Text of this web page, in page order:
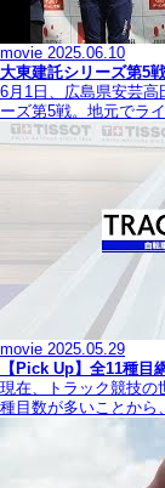
movie 2025.06.10
大東建託シリーズ第5
6月1日、広島県安芸
ーズ第5戦。地元でラ
movie 2025.05.29
【Pick Up】全11種目
現在、トラック競技の
種目数が多いことか